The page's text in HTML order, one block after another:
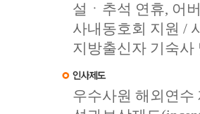
설ㆍ추석 연휴, 어
사내동호회 지원 /
지방출신자 기숙사
우수사원 해외연수